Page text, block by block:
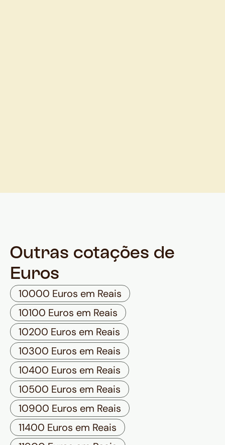
Outras cotações de
Euros
10000 Euros em Reais
10100 Euros em Reais
10200 Euros em Reais
10300 Euros em Reais
10400 Euros em Reais
10500 Euros em Reais
10900 Euros em Reais
11400 Euros em Reais